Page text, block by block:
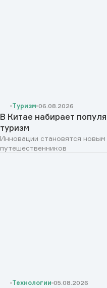
Туризм 06.08.2026
В Китае набирает
туризм
Инновации становятся
путешественников
Технологии 05.08.2026